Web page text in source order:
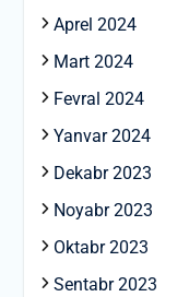
Aprel 2024
Mart 2024
Fevral 2024
Yanvar 2024
Dekabr 2023
Noyabr 2023
Oktabr 2023
Sentabr 2023